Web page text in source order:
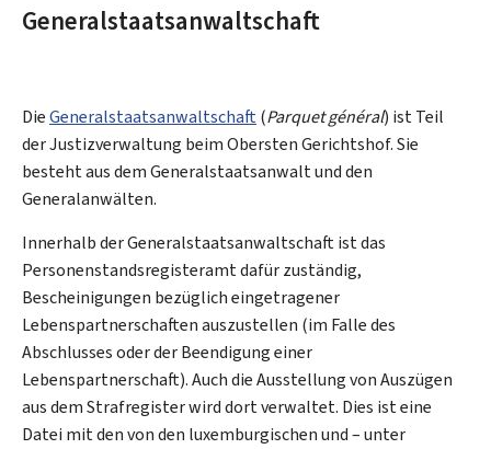
Generalstaatsanwaltschaft
DieGeneralstaatsanwaltschaft (Parquet général) ist Teil
der Justizverwaltung beim Obersten Gerichtshof. Sie
besteht aus dem Generalstaatsanwalt und den
Generalanwälten.
Innerhalb der Generalstaatsanwaltschaft ist das
Personenstandsregisteramt dafür zuständig,
Bescheinigungen bezüglich eingetragener
Lebenspartnerschaften auszustellen (im Falle des
Abschlusses oder der Beendigung einer
Lebenspartnerschaft). Auch die Ausstellung von Auszügen
aus dem Strafregister wird dort verwaltet. Dies ist eine
Datei mit den von den luxemburgischen und – unter